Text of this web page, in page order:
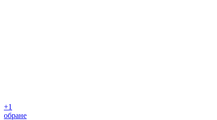
+1
обране